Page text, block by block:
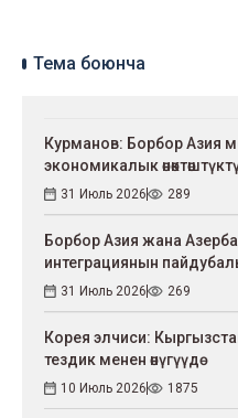
Тема боюнча
Курманов: Борбор Азия
экономикалык өнөктөштүктү
31 Июль 2026 289
Борбор Азия жана
интеграциянын
31 Июль 2026 269
Корея элчиси:
тездик менен өнүгүүдө
10 Июль 2026 1875